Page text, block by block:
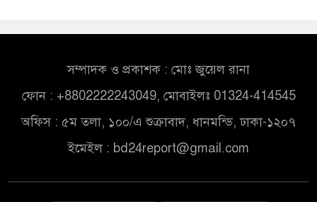
সম্পাদক ও প্রকাশক : মোঃ জুয়েল রানা
ফোন : +8802222243049, মোবাইলঃ 01324-414545
অফিস : ৫ম তলা, ১০০/এ শুক্রাবাদ, ধানমন্ডি, ঢাকা-১২০৭
ইমেইল : bd24report@gmail.com